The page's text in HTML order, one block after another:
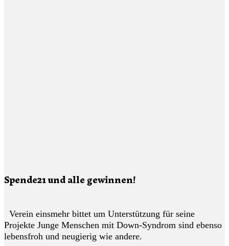
Spende21 und alle gewinnen!
Verein einsmehr bittet um Unterstützung für seine
Projekte Junge Menschen mit Down-Syndrom sind ebenso
lebensfroh und neugierig wie andere.